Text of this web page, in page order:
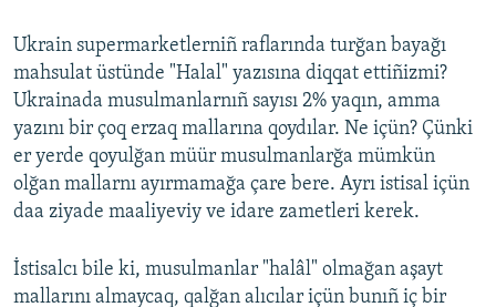
Ukrain supermarketlerniñ raflarında turğan bayağı
mahsulat üstünde "Halal" yazısına diqqat ettiñizmi?
Ukrainada musulmanlarnıñ sayısı 2% yaqın, amma
yazını bir çoq erzaq mallarına qoydılar. Ne içün? Çünki
er yerde qoyulğan müür musulmanlarğa mümkün
olğan mallarnı ayırmamağa çare bere. Ayrı istisal içün
daa ziyade maaliyeviy ve idare zametleri kerek.
İstisalcı bile ki, musulmanlar "halâl" olmağan aşayt
mallarını almaycaq, qalğan alıcılar içün bunıñ iç bir